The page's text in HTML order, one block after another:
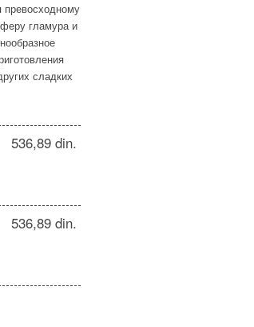
превосходному
гламура и
сладких
536,89 din.
536,89 din.